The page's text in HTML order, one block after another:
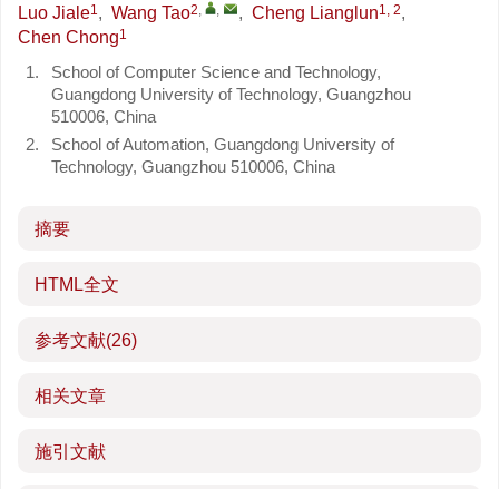
Luo Jiale1, Wang Tao2, , , Cheng Lianglun1, 2,
Chen Chong1
1.
School of Computer Science and Technology,
Guangdong University of Technology, Guangzhou
510006, China
2.
School of Automation, Guangdong University of
Technology, Guangzhou 510006, China
摘要
HTML全文
参考文献(26)
相关文章
施引文献